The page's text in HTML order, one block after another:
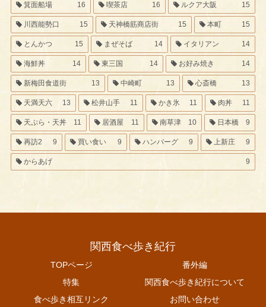
箕面船場 16 喫茶店 16 ルクア大阪 15
川西能勢口 15 天神橋筋商店街 15 本町 15
とんかつ 15 まぜそば 14 イタリアン 14
海鮮丼 14 東三国 14 お好み焼き 14
新梅田食道街 13 中崎町 13 心斎橋 13
天満天六 13 松井山手 11 かき氷 11 肉丼 11
天ぷら・天丼 11 居酒屋 11 南草津 10 日本橋 9
再訪2 9 買い食い 9 ハンバーグ 9 上新庄 9
からあげ 9
関西食べ歩き紀行
TOPページ
番外編
特集
関西食べ歩き紀行について
食べ歩き相互リンク
お問い合わせ